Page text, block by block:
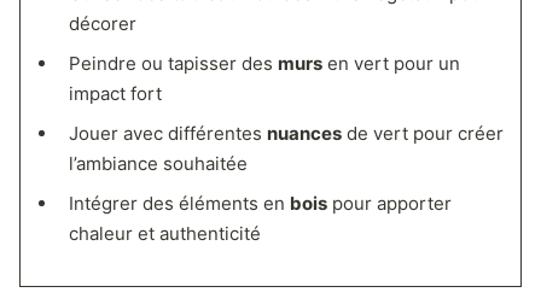
décorer
Peindre ou tapisser des mursen vert pour un
impact fort
Jouer avec différentes nuancesde vert pour créer
l’ambiance souhaitée
Intégrer des éléments en boispour apporter
chaleur et authenticité